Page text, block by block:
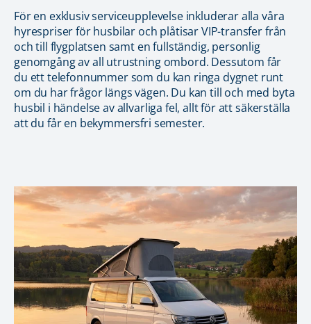
För en exklusiv serviceupplevelse inkluderar alla våra
hyrespriser för husbilar och plåtisar VIP-transfer från
och till flygplatsen samt en fullständig, personlig
genomgång av all utrustning ombord. Dessutom får
du ett telefonnummer som du kan ringa dygnet runt
om du har frågor längs vägen. Du kan till och med byta
husbil i händelse av allvarliga fel, allt för att säkerställa
att du får en bekymmersfri semester.